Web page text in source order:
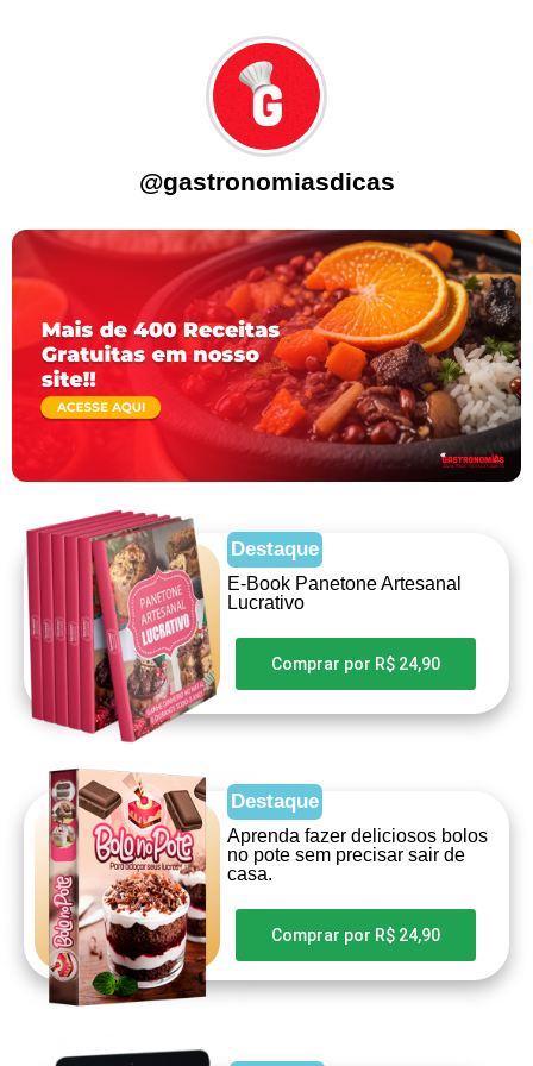
@gastronomiasdicas
Destaque
E-Book Panetone Artesanal
Lucrativo​
Comprar por R$ 24,90
Destaque
Aprenda fazer deliciosos bolos
no pote sem precisar sair de
casa.
Comprar por R$ 24,90